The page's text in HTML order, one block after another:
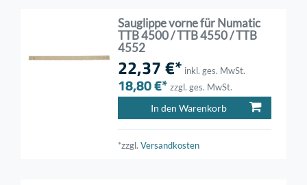
Sauglippe vorne für Numatic
TTB 4500 / TTB 4550 / TTB
4552
22,37 €* inkl. ges. MwSt.
18,80 €* zzgl. ges. MwSt.
In den Warenkorb
*zzgl.Versandkosten